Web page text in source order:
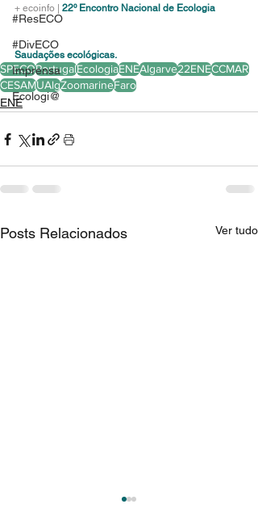
#ResECO
#DivECO
Imprensa
Ecologi@
+ ecoinfo | 22º Encontro Nacional de Ecologia
Saudações ecológicas.
SPECOPortugalEcologiaENEAlgarve22ENECCMAR
CESAMUAlgZoomarineFaro
ENE
Posts Relacionados Ver tudo